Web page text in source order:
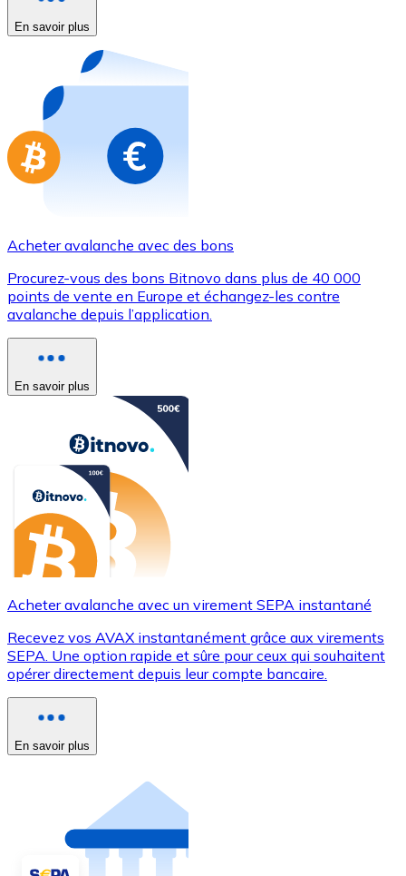
Nouveau
Achetez des cartes-cadeaux de vos marques
Aller à la boutique de cartes-cadeaux
En savoir plus
Acheter avalanche avec des bons
Procurez-vous des bons Bitnovo dans plus de 40 000
points de vente en Europe et échangez-les contre
avalanche depuis l’application.
En savoir plus
Acheter avalanche avec un virement SEPA instantané
Recevez vos AVAX instantanément grâce aux virements
SEPA. Une option rapide et sûre pour ceux qui souhaitent
opérer directement depuis leur compte bancaire.
En savoir plus